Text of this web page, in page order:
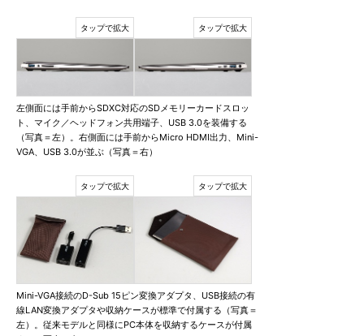
左側面には手前からSDXC対応のSDメモリーカードスロッ
ト、マイク／ヘッドフォン共用端子、USB 3.0を装備する
（写真＝左）。右側面には手前からMicro HDMI出力、Mini-
VGA、USB 3.0が並ぶ（写真＝右）
Mini-VGA接続のD-Sub 15ピン変換アダプタ、USB接続の有
線LAN変換アダプタや収納ケースが標準で付属する（写真＝
左）。従来モデルと同様にPC本体を収納するケースが付属